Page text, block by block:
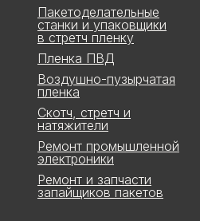
Пакетоделательные
станки и упаковщики
в стретч пленку
Пленка ПВД
Воздушно-пузырчатая
пленка
Скотч, стретч и
натяжители
Ремонт промышленной
электроники
Ремонт и запчасти
запайщиков пакетов